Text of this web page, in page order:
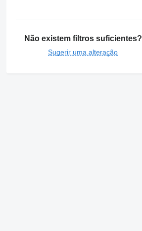
Não existem filtros suficientes?
Sugerir uma alteração